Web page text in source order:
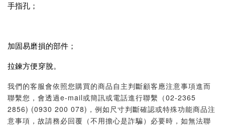
手指孔；
加固易磨損的部件；
拉鍊方便穿脫。
我們的客服會依照您購買的商品自主判斷顧客應注意事項進而
聯繫您，會透過e-mail或簡訊或電話進行聯繫（02-2365
2856) (0930 200 078)，例如尺寸判斷確認或特殊功能商品注
意事項，故請務必回覆（不用擔心是詐騙）必要時，如無法聯